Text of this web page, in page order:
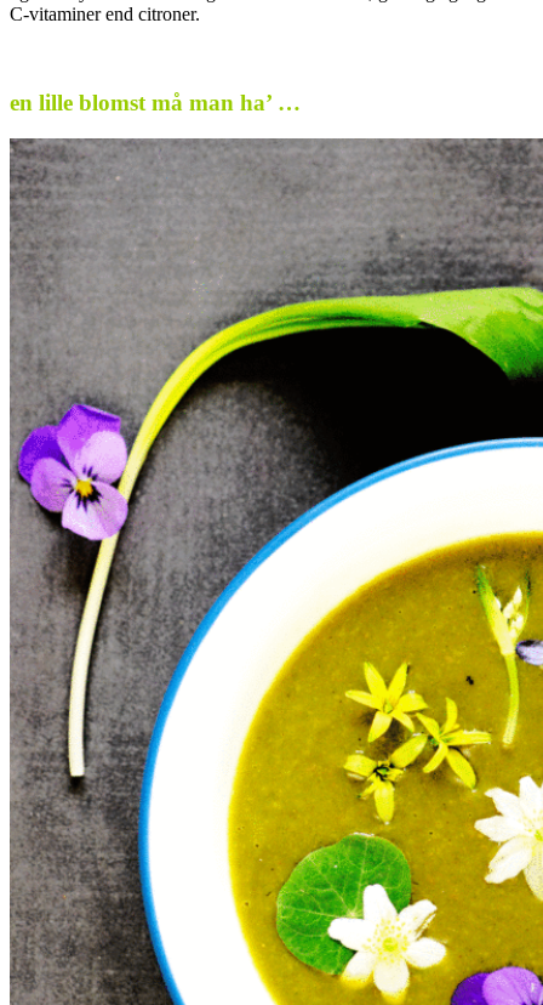
C-vitaminer end citroner.
en lille blomst må man ha’ …